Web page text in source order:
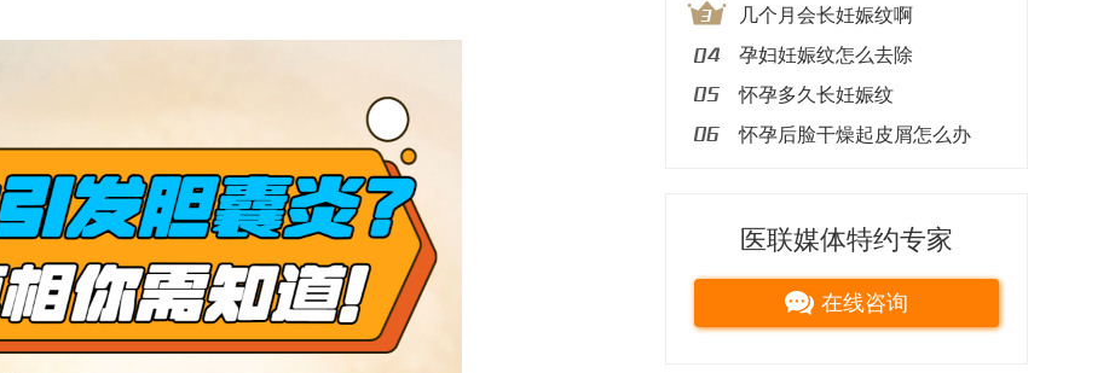
几个月会长妊娠纹啊
孕妇妊娠纹怎么去除
怀孕多久长妊娠纹
怀孕后脸干燥起皮屑怎么办
医联媒体特约专家
在线咨询